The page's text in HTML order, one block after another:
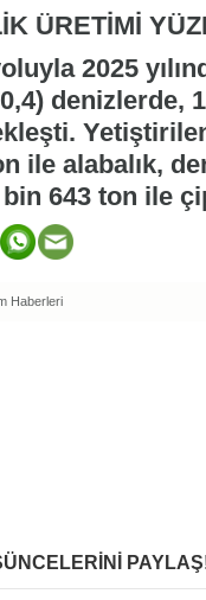
ÜRETİMİ
2025
denizlerde,
ile alabalık,
bin 643 ton ile
Haberleri